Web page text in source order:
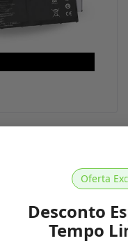
Oferta
Desconto
Tempo
nosso
normas ISO